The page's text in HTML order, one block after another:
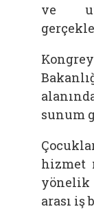
ve
sunum
hizmet
arası